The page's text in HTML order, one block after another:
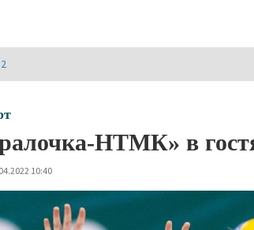
НТМК» в
10:40